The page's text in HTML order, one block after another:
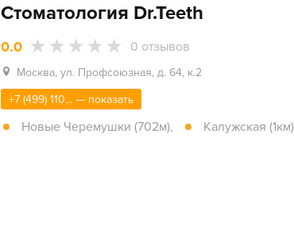
Стоматология Dr.Teeth
0.0 0 отзывов
Москва, ул. Профсоюзная, д. 64, к.2
+7 (499) 110... — показать
Новые Черемушки (702м), Калужская (1км)